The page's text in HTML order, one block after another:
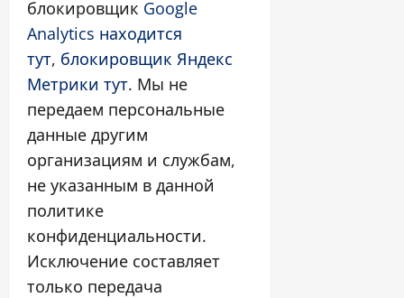
блокировщик Google
Analytics находится
тут, блокировщик Яндекс
Метрики тут. Мы не
передаем персональные
данные другим
организациям и службам,
не указанным в данной
политике
конфиденциальности.
Исключение составляет
только передача